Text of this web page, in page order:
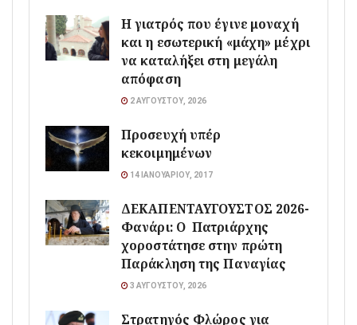
Η γιατρός που έγινε μοναχή
και η εσωτερική «μάχη» μέχρι
να καταλήξει στη μεγάλη
απόφαση
2 ΑΥΓΟΎΣΤΟΥ, 2026
Προσευχή υπέρ
κεκοιμημένων
14 ΙΑΝΟΥΑΡΊΟΥ, 2017
ΔΕΚΑΠΕΝΤΑΥΓΟΥΣΤΟΣ 2026-
Φανάρι: Ο Πατριάρχης
χοροστάτησε στην πρώτη
Παράκληση της Παναγίας
3 ΑΥΓΟΎΣΤΟΥ, 2026
Στρατηγός Φλώρος για